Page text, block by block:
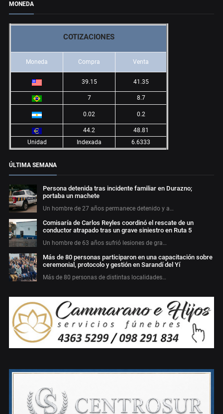
MONEDA
COTIZACIONES
Moneda Compra Venta
39.15 41.35
7 8.7
0.02 0.2
44.2
48.81
Unidad
Indexada 6.6333
ÚLTIMA SEMANA
Persona detenida tras incidente familiar en Durazno;
portaba un machete
Un hombre de 27 años permanece detenido y a…
Comisaría de Carlos Reyles coordinó el rescate de un
conductor atrapado tras un grave siniestro en Ruta 5
Un hombre de 63 años sufrió lesiones de gra…
Más de 80 personas participaron en una capacitación sobre
ceremonial, protocolo y gestión en Sarandí del Yí
Más de 80 personas de distintas localidades…